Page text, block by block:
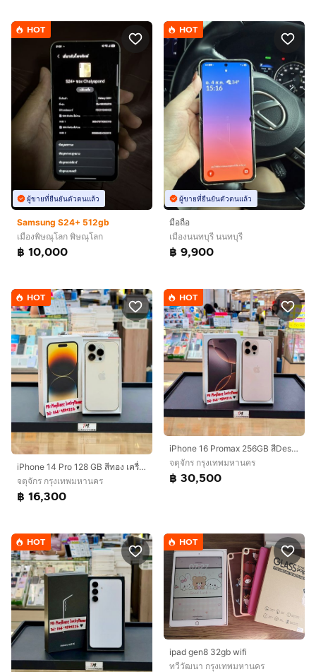
HOT
ผู้ขายที่ยืนยันตัวตนแล้ว
Samsung S24+ 512gb
เมืองพิษณุโลก พิษณุโลก
฿ 10,000
HOT
ผู้ขายที่ยืนยันตัวตนแล้ว
มือถือ
เมืองนนทบุรี นนทบุรี
฿ 9,900
HOT
iPhone 14 Pro 128 GB สีทอง เครื่องสวยมาก
จตุจักร กรุงเทพมหานคร
฿ 16,300
HOT
iPhone 16 Promax 256GB สีDesert สวยมากๆ
จตุจักร กรุงเทพมหานคร
฿ 30,500
HOT HOT
ipad gen8 32gb wifi
ทวีวัฒนา กรุงเทพมหานคร